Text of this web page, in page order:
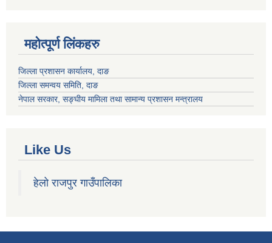
महोत्पूर्ण लिंकहरु
जिल्ला प्रशासन कार्यालय, दाङ
जिल्ला समन्वय समिति, दाङ
नेपाल सरकार, सङ्घीय मामिला तथा सामान्य प्रशासन मन्त्रालय
Like Us
हेलो राजपुर गाउँपालिका